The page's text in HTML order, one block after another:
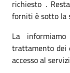
richiesto .
forniti è sotto la
La
trattamento dei
accesso al